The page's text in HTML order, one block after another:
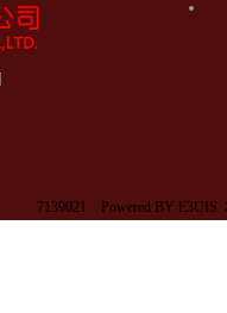
7139021 Powered BY E3UIS